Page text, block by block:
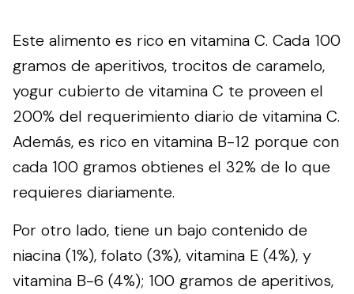
Este alimento es rico en vitamina C. Cada 100
gramos de aperitivos, trocitos de caramelo,
yogur cubierto de vitamina C te proveen el
200% del requerimiento diario de vitamina C.
Además, es rico en vitamina B-12 porque con
cada 100 gramos obtienes el 32% de lo que
requieres diariamente.
Por otro lado, tiene un bajo contenido de
niacina (1%), folato (3%), vitamina E (4%), y
vitamina B-6 (4%); 100 gramos de aperitivos,